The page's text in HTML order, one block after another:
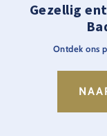
Gezellig
Ontdek ons